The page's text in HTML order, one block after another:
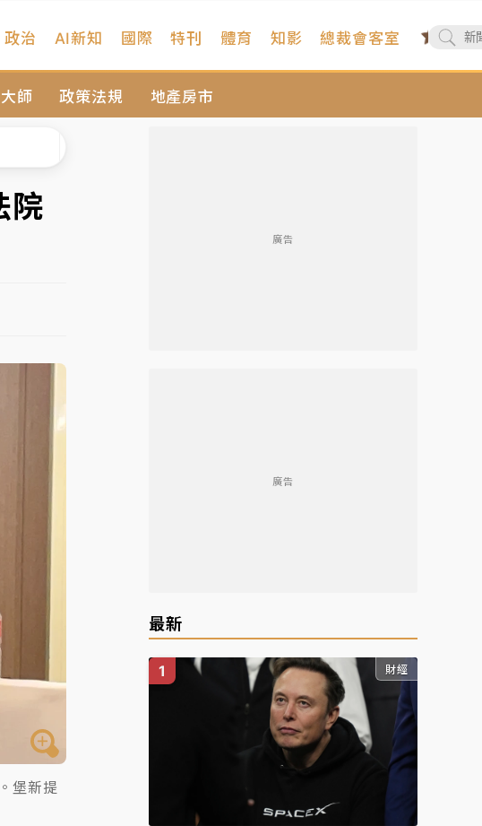
師 政策法規 地產房市
政治 AI新知 國際 特刊 體育 知影 總裁會客室
院
堡新提
廣告
廣告
最新
財經